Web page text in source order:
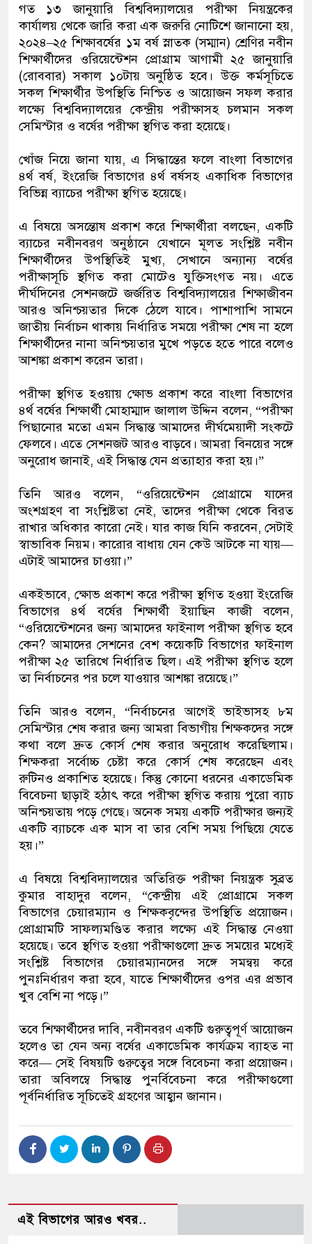
গত ১৩ জানুয়ারি বিশ্ববিদ্যালয়ের পরীক্ষা নিয়ন্ত্রকের
কার্যালয় থেকে জারি করা এক জরুরি নোটিশে জানানো হয়,
২০২৪–২৫ শিক্ষাবর্ষের ১ম বর্ষ স্নাতক (সম্মান) শ্রেণির নবীন
শিক্ষার্থীদের ওরিয়েন্টেশন প্রোগ্রাম আগামী ২৫ জানুয়ারি
(রোববার) সকাল ১০টায় অনুষ্ঠিত হবে। উক্ত কর্মসূচিতে
সকল শিক্ষার্থীর উপস্থিতি নিশ্চিত ও আয়োজন সফল করার
লক্ষ্যে বিশ্ববিদ্যালয়ের কেন্দ্রীয় পরীক্ষাসহ চলমান সকল
সেমিস্টার ও বর্ষের পরীক্ষা স্থগিত করা হয়েছে।
খোঁজ নিয়ে জানা যায়, এ সিদ্ধান্তের ফলে বাংলা বিভাগের
৪র্থ বর্ষ, ইংরেজি বিভাগের ৪র্থ বর্ষসহ একাধিক বিভাগের
বিভিন্ন ব্যাচের পরীক্ষা স্থগিত হয়েছে।
এ বিষয়ে অসন্তোষ প্রকাশ করে শিক্ষার্থীরা বলছেন, একটি
ব্যাচের নবীনবরণ অনুষ্ঠানে যেখানে মূলত সংশ্লিষ্ট নবীন
শিক্ষার্থীদের উপস্থিতিই মুখ্য, সেখানে অন্যান্য বর্ষের
পরীক্ষাসূচি স্থগিত করা মোটেও যুক্তিসংগত নয়। এতে
দীর্ঘদিনের সেশনজটে জর্জরিত বিশ্ববিদ্যালয়ের শিক্ষাজীবন
আরও অনিশ্চয়তার দিকে ঠেলে যাবে। পাশাপাশি সামনে
জাতীয় নির্বাচন থাকায় নির্ধারিত সময়ে পরীক্ষা শেষ না হলে
শিক্ষার্থীদের নানা অনিশ্চয়তার মুখে পড়তে হতে পারে বলেও
আশঙ্কা প্রকাশ করেন তারা।
পরীক্ষা স্থগিত হওয়ায় ক্ষোভ প্রকাশ করে বাংলা বিভাগের
৪র্থ বর্ষের শিক্ষার্থী মোহাম্মাদ জালাল উদ্দিন বলেন, “পরীক্ষা
পিছানোর মতো এমন সিদ্ধান্ত আমাদের দীর্ঘমেয়াদী সংকটে
ফেলবে। এতে সেশনজট আরও বাড়বে। আমরা বিনয়ের সঙ্গে
অনুরোধ জানাই, এই সিদ্ধান্ত যেন প্রত্যাহার করা হয়।”
তিনি আরও বলেন, “ওরিয়েন্টেশন প্রোগ্রামে যাদের
অংশগ্রহণ বা সংশ্লিষ্টতা নেই, তাদের পরীক্ষা থেকে বিরত
রাখার অধিকার কারো নেই। যার কাজ যিনি করবেন, সেটাই
স্বাভাবিক নিয়ম। কারোর বাধায় যেন কেউ আটকে না যায়—
এটাই আমাদের চাওয়া।”
একইভাবে, ক্ষোভ প্রকাশ করে পরীক্ষা স্থগিত হওয়া ইংরেজি
বিভাগের ৪র্থ বর্ষের শিক্ষার্থী ইয়াছিন কাজী বলেন,
“ওরিয়েন্টেশনের জন্য আমাদের ফাইনাল পরীক্ষা স্থগিত হবে
কেন? আমাদের সেশনের বেশ কয়েকটি বিভাগের ফাইনাল
পরীক্ষা ২৫ তারিখে নির্ধারিত ছিল। এই পরীক্ষা স্থগিত হলে
তা নির্বাচনের পর চলে যাওয়ার আশঙ্কা রয়েছে।”
তিনি আরও বলেন, “নির্বাচনের আগেই ভাইভাসহ ৮ম
সেমিস্টার শেষ করার জন্য আমরা বিভাগীয় শিক্ষকদের সঙ্গে
কথা বলে দ্রুত কোর্স শেষ করার অনুরোধ করেছিলাম।
শিক্ষকরা সর্বোচ্চ চেষ্টা করে কোর্স শেষ করেছেন এবং
রুটিনও প্রকাশিত হয়েছে। কিন্তু কোনো ধরনের একাডেমিক
বিবেচনা ছাড়াই হঠাৎ করে পরীক্ষা স্থগিত করায় পুরো ব্যাচ
অনিশ্চয়তায় পড়ে গেছে। অনেক সময় একটি পরীক্ষার জন্যই
একটি ব্যাচকে এক মাস বা তার বেশি সময় পিছিয়ে যেতে
হয়।”
এ বিষয়ে বিশ্ববিদ্যালয়ের অতিরিক্ত পরীক্ষা নিয়ন্ত্রক সুব্রত
কুমার বাহাদুর বলেন, “কেন্দ্রীয় এই প্রোগ্রামে সকল
বিভাগের চেয়ারম্যান ও শিক্ষকবৃন্দের উপস্থিতি প্রয়োজন।
প্রোগ্রামটি সাফল্যমণ্ডিত করার লক্ষ্যে এই সিদ্ধান্ত নেওয়া
হয়েছে। তবে স্থগিত হওয়া পরীক্ষাগুলো দ্রুত সময়ের মধ্যেই
সংশ্লিষ্ট বিভাগের চেয়ারম্যানদের সঙ্গে সমন্বয় করে
পুনঃনির্ধারণ করা হবে, যাতে শিক্ষার্থীদের ওপর এর প্রভাব
খুব বেশি না পড়ে।”
তবে শিক্ষার্থীদের দাবি, নবীনবরণ একটি গুরুত্বপূর্ণ আয়োজন
হলেও তা যেন অন্য বর্ষের একাডেমিক কার্যক্রম ব্যাহত না
করে— সেই বিষয়টি গুরুত্বের সঙ্গে বিবেচনা করা প্রয়োজন।
তারা অবিলম্বে সিদ্ধান্ত পুনর্বিবেচনা করে পরীক্ষাগুলো
পূর্বনির্ধারিত সূচিতেই গ্রহণের আহ্বান জানান।
এই বিভাগের আরও খবর..